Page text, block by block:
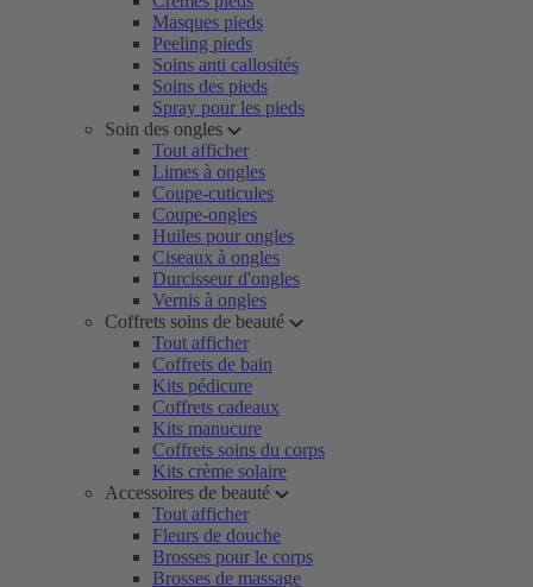
Masques pieds
Peeling pieds
Soins anti callosités
Soins des pieds
Spray pour les pieds
Soin des ongles
Tout afficher
Limes à ongles
Coupe-cuticules
Coupe-ongles
Huiles pour ongles
Ciseaux à ongles
Durcisseur d'ongles
Vernis à ongles
Coffrets soins de beauté
Tout afficher
Coffrets de bain
Kits pédicure
Coffrets cadeaux
Kits manucure
Coffrets soins du corps
Kits crème solaire
Accessoires de beauté
Tout afficher
Fleurs de douche
Brosses pour le corps
Brosses de massage